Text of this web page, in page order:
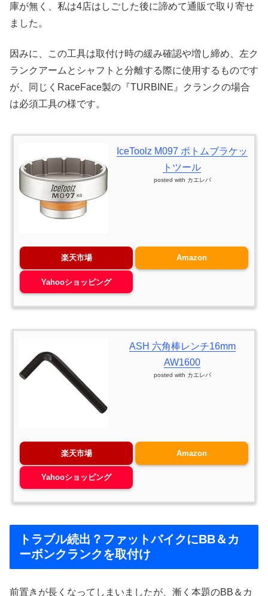
庫が無く、私は4店はしごした後に諦めて通販で取り寄せ
ました。
因みに、この工具は取付け時の緩み確認や増し締め、左ク
ランクアームとシャフトと分離する際に使用するものです
が、同じくRaceFace製の『TURBINE』クランクの場合
は必須工具の様です。
IceToolz M097 ボトムブラケッ
トツール
posted with カエレバ
楽天市場 Amazon
Yahooショッピング
ASH 六角棒レンチ16mm
AW1600
posted with カエレバ
楽天市場 Amazon
Yahooショッピング
トラブル続出？ファットバイクにBB＆カ
ーボンクランクを取付け
前置きが長くなってしまいましたが、漸く本題のBB＆カ